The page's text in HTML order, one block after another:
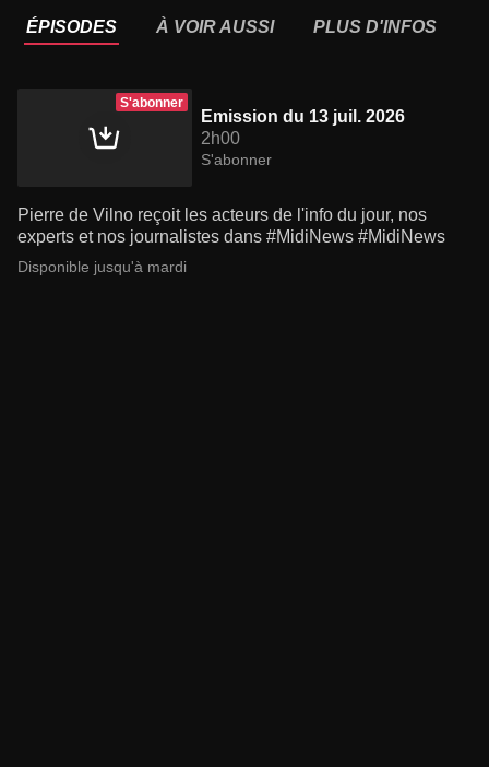
ÉPISODES À VOIR AUSSI PLUS D'INFOS
S'abonner
Emission du 13 juil. 2026
2h00
S'abonner
Pierre de Vilno reçoit les acteurs de l'info du jour, nos
experts et nos journalistes dans #MidiNews #MidiNews
Disponible jusqu'à mardi